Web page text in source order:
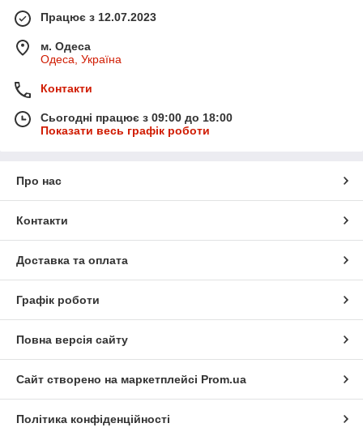
Працює з 12.07.2023
м. Одеса
Одеса, Україна
Контакти
Сьогодні працює з 09:00 до 18:00
Показати весь графік роботи
Про нас
Контакти
Доставка та оплата
Графік роботи
Повна версія сайту
Сайт створено на маркетплейсі Prom.ua
Політика конфіденційності